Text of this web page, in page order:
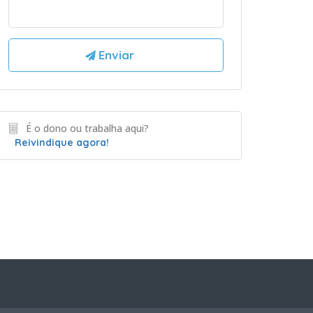
É o dono ou trabalha aqui?
Reivindique agora!